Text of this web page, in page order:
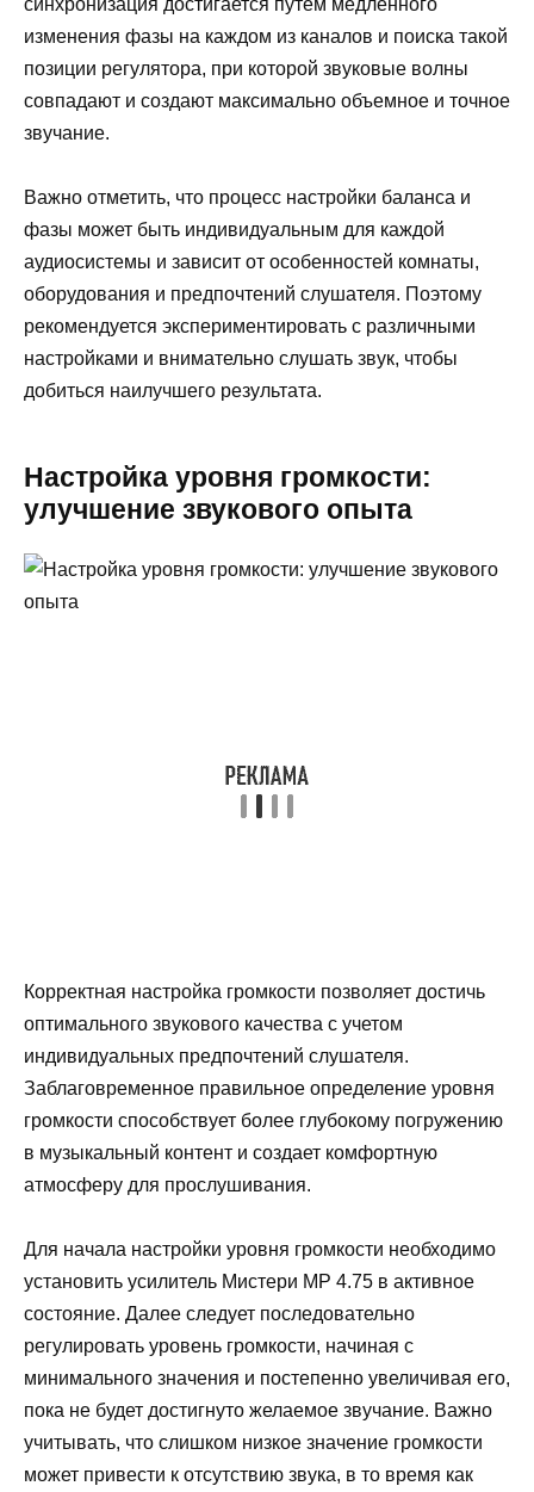
изменения фазы на каждом из каналов и поиска такой
позиции регулятора, при которой звуковые волны
совпадают и создают максимально объемное и точное
звучание.
Важно отметить, что процесс настройки баланса и
фазы может быть индивидуальным для каждой
аудиосистемы и зависит от особенностей комнаты,
оборудования и предпочтений слушателя. Поэтому
рекомендуется экспериментировать с различными
настройками и внимательно слушать звук, чтобы
добиться наилучшего результата.
Настройка уровня громкости:
улучшение звукового опыта
Корректная настройка громкости позволяет достичь
оптимального звукового качества с учетом
индивидуальных предпочтений слушателя.
Заблаговременное правильное определение уровня
громкости способствует более глубокому погружению
в музыкальный контент и создает комфортную
атмосферу для прослушивания.
Для начала настройки уровня громкости необходимо
установить усилитель Мистери МР 4.75 в активное
состояние. Далее следует последовательно
регулировать уровень громкости, начиная с
минимального значения и постепенно увеличивая его,
пока не будет достигнуто желаемое звучание. Важно
учитывать, что слишком низкое значение громкости
может привести к отсутствию звука, в то время как